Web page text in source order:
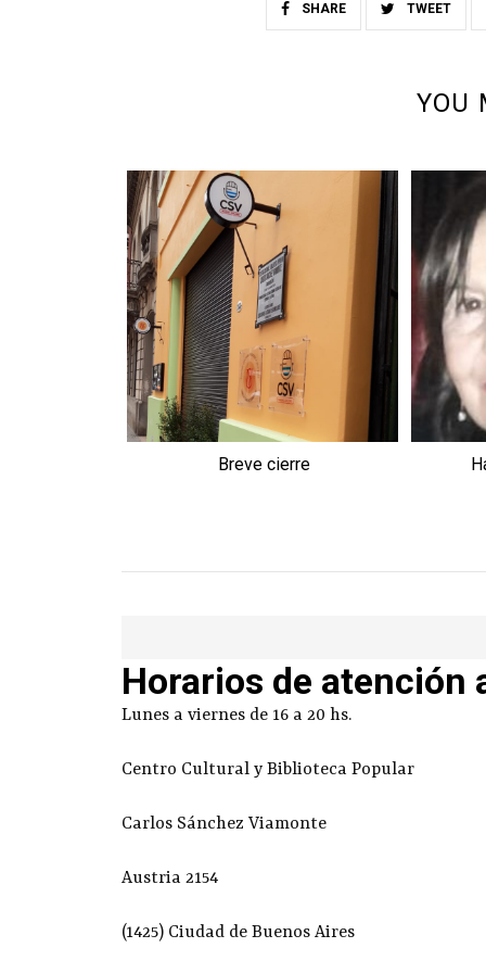
SHARE TWEET
YOU
Breve cierre
Horarios de atención
Lunes a viernes de 16 a 20 hs.
Centro Cultural y Biblioteca Popular
Carlos Sánchez Viamonte
Austria 2154
(1425) Ciudad de Buenos Aires